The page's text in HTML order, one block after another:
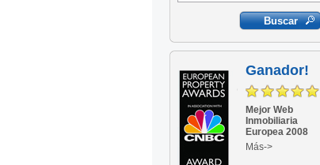
Ganador!
Mejor Web
Inmobiliaria
Europea 2008
Más->